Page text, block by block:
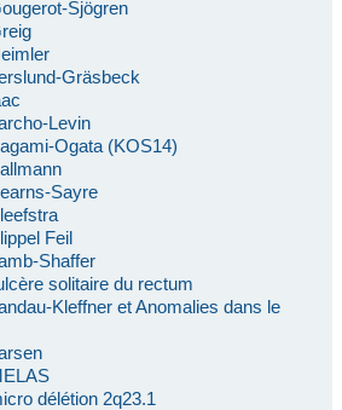
Sjögren
Gräsbeck
Levin
Ogata (KOS14)
Sayre
Feil
Shaffer
solitaire du rectum
Kleffner et Anomalies dans le
délétion 2q23.1